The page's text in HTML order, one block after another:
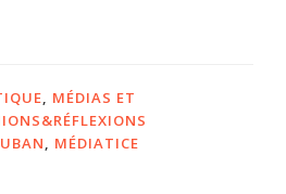
MÉDIAS ET
MÉDIATICE